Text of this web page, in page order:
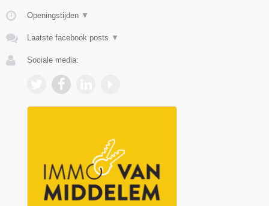
Openingstijden ▼
Laatste facebook posts ▼
Sociale media: